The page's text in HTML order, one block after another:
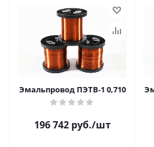
Эмальпровод ПЭТВ-1 0,710
196 742руб./шт